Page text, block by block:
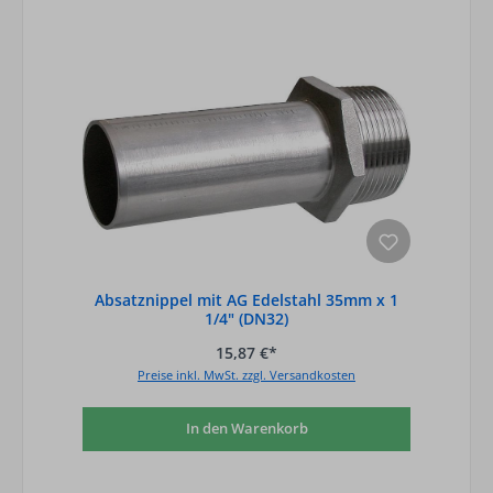
Absatznippel mit AG Edelstahl 35mm x 1
1/4" (DN32)
15,87 €*
Preise inkl. MwSt. zzgl. Versandkosten
In den Warenkorb